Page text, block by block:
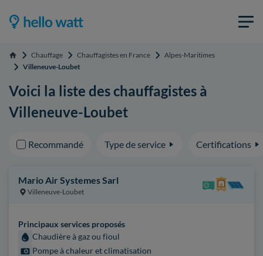
Accueil Chauffage Chauffagistes en France
Alpes-Maritimes
Villeneuve-Loubet
Voici la liste des chauffagistes à
Villeneuve-Loubet
Recommandé Type de service Certifications
Mario Air Systemes Sarl
Villeneuve-Loubet
Principaux services proposés
Chaudière à gaz ou fioul
Pompe à chaleur et climatisation